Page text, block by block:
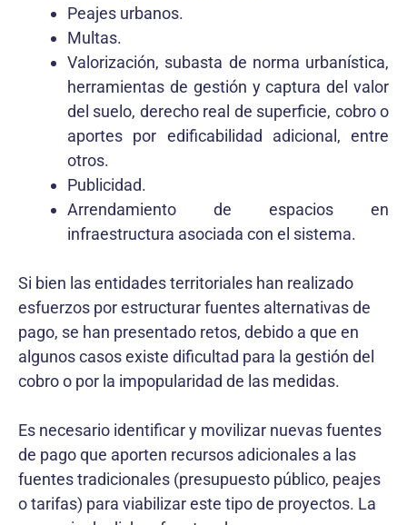
Peajes urbanos.
Multas.
Valorización, subasta de norma urbanística,
herramientas de gestión y captura del valor
del suelo, derecho real de superficie, cobro o
aportes por edificabilidad adicional, entre
otros.
Publicidad.
Arrendamiento de espacios en
infraestructura asociada con el sistema.
Si bien las entidades territoriales han realizado
esfuerzos por estructurar fuentes alternativas de
pago, se han presentado retos, debido a que en
algunos casos existe dificultad para la gestión del
cobro o por la impopularidad de las medidas.
Es necesario identificar y movilizar nuevas fuentes
de pago que aporten recursos adicionales a las
fuentes tradicionales (presupuesto público, peajes
o tarifas) para viabilizar este tipo de proyectos. La